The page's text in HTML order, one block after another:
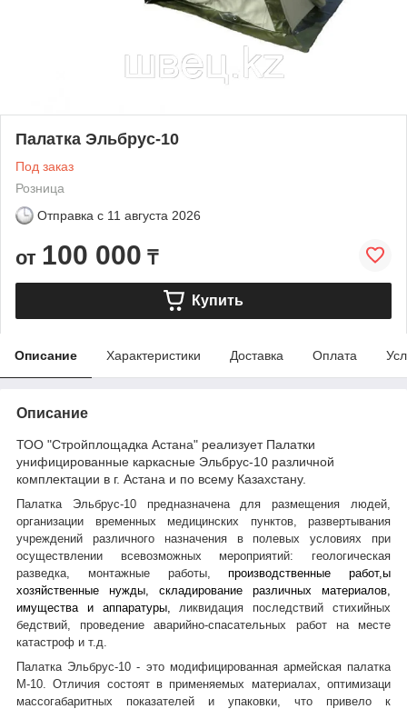
Палатка Эльбрус-10
Под заказ
Розница
Отправка с 11 августа 2026
от 100 000 ₸
Купить
Описание Характеристики Доставка Оплата
Описание
ТОО "Стройплощадка Астана" реализует Палатки
унифицированные каркасные Эльбрус-10 различной
комплектации в г. Астана и по всему Казахстану.
Палатка Эльбрус-10 предназначена для размещения людей,
организации временных медицинских пунктов, развертывания
учреждений различного назначения в полевых условиях при
осуществлении всевозможных мероприятий: геологическая
разведка, монтажные работы,производственные работ,ы
хозяйственные нужды, складирование различных материалов,
имущества и аппаратуры, ликвидация последствий стихийных
бедствий, проведение аварийно-спасательных работ на месте
катастроф и т.д.
Палатка Эльбрус-10 - это модифицированная армейская палатка
М-10. Отличия состоят в применяемых материалах, оптимизаци
массогабаритных показателей и упаковки, что привело к